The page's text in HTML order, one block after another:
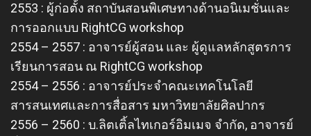
2553 : ผู้ก่อตั้ง สถาบันสอนพิเศษทางด้านอนิเมชั่นและ
การออกแบบ RightCG workshop
2554 – 2557 : อาจารย์ผู้สอน และ ผู้ดูแลหลักสูตรการ
เรียนการสอน ณ RightCG workshop
2554 – 2556 : อาจารย์ประจำคณะเทคโนโลยี
สารสนเทศและการสื่อสาร มหาวิทยาลัยศิลปากร
2556 – 2560 : บ.ลิตเติ้ลไทเกอร์อิมเมจ จำกัด, อาจารย์